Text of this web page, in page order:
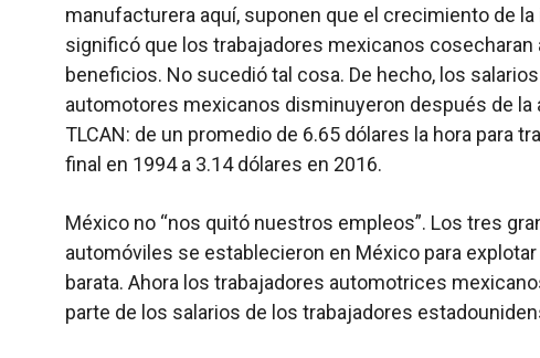
manufacturera aquí, suponen que el crecimiento de
significó que los trabajadores mexicanos cosecharan
beneficios. No sucedió tal cosa. De hecho, los
automotores mexicanos disminuyeron después de la
TLCAN: de un promedio de 6.65 dólares la hora para
final en 1994 a 3.14 dólares en 2016.
México no “nos quitó nuestros empleos”. Los tres
automóviles se establecieron en México para explotar
barata. Ahora los trabajadores automotrices
parte de los salarios de los trabajadores